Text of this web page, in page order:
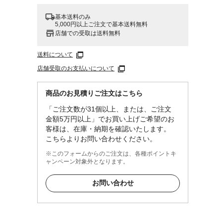
基本送料のみ
5,000円以上ご注文で基本送料無料
店舗での受取は送料無料
送料について
店舗受取のお支払いについて
商品のお見積りご注文はこちら
「ご注文数が31個以上、または、ご注文
金額5万円以上」でお買い上げご希望のお
客様は、在庫・納期を確認いたします。
こちらよりお問い合わせください。
※このフォームからのご注文は、各種ポイントキ
ャンペーン対象外となります。
お問い合わせ